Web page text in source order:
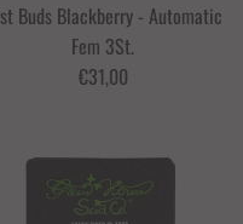
Buds Blackberry - Automatic
Fem 3St.
€31,00